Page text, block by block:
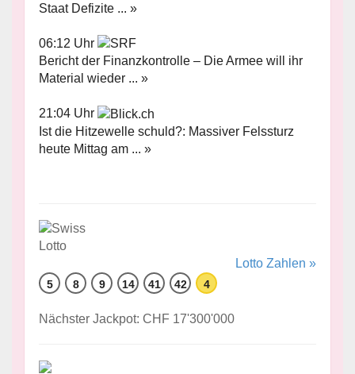
Staat Defizite ... »
06:12 Uhr
Bericht der Finanzkontrolle – Die Armee will ihr
Material wieder ... »
21:04 Uhr
Ist die Hitzewelle schuld?: Massiver Felssturz
heute Mittag am ... »
Lotto Zahlen »
5 8 9 14 41 42 4
Nächster Jackpot: CHF 17'300'000